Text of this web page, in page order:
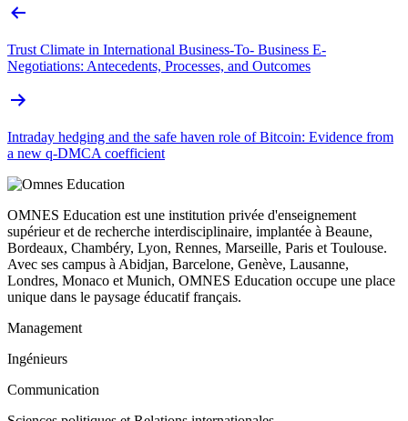
Trust Climate in International Business-To- Business E-
Negotiations: Antecedents, Processes, and Outcomes
Intraday hedging and the safe haven role of Bitcoin: Evidence from
a new q-DMCA coefficient
OMNES Education est une institution privée d'enseignement
supérieur et de recherche interdisciplinaire, implantée à Beaune,
Bordeaux, Chambéry, Lyon, Rennes, Marseille, Paris et Toulouse.
Avec ses campus à Abidjan, Barcelone, Genève, Lausanne,
Londres, Monaco et Munich, OMNES Education occupe une place
unique dans le paysage éducatif français.
Management
Ingénieurs
Communication